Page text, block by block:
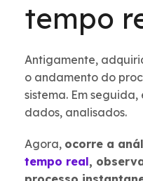
tempo
Antigamente,
o andamento do
sistema. Em
dados, analisados.
Agora, ocorre a
tempo real,